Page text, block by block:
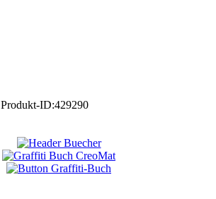
Produkt-ID:429290